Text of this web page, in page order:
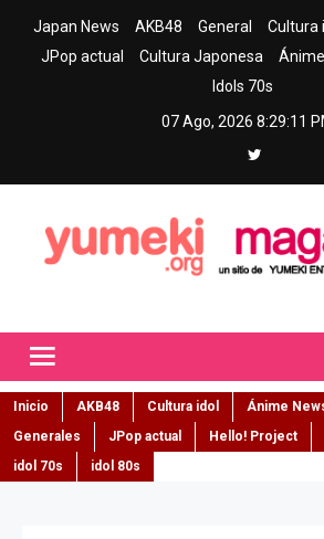
Japan News AKB48 General Cultura
JPop actual
Cultura Japonesa
Idols 70s
07 Ago, 2026 8:29:12
Inicio AKB48 Cultura idol Ánime
Generales
JPop actual Hello! Project
idol 70s
idol 80s